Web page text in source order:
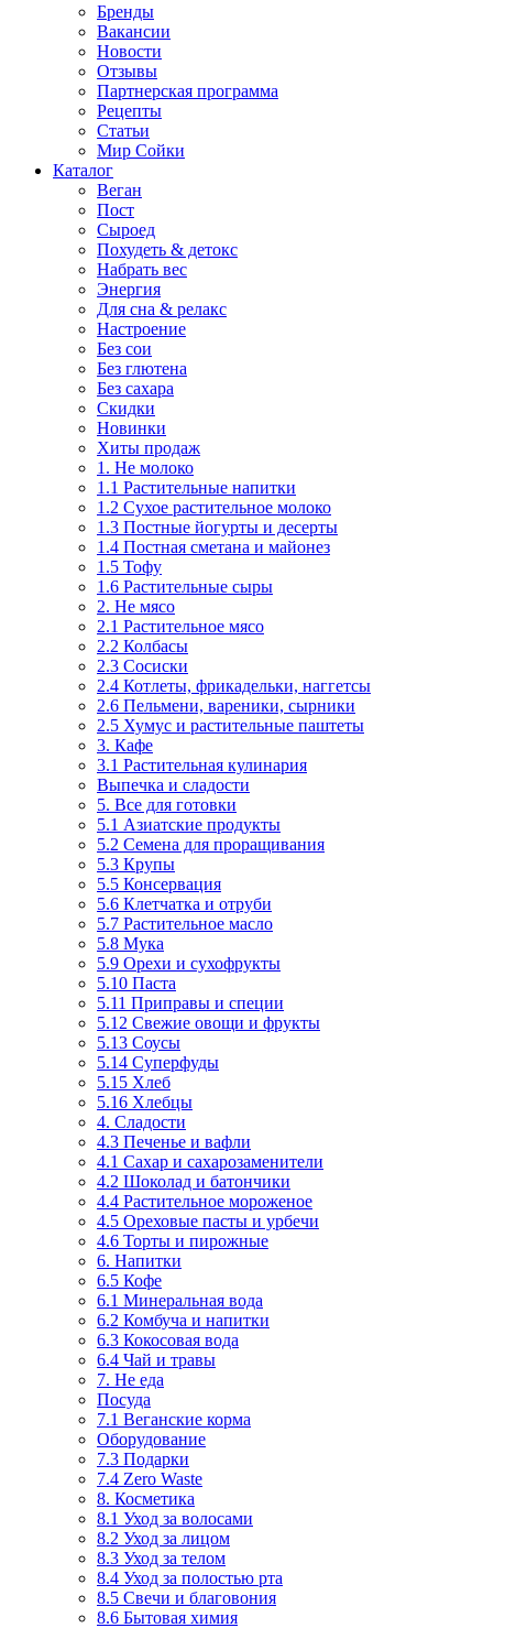
Бренды
Вакансии
Новости
Отзывы
Партнерская программа
Рецепты
Статьи
Мир Сойки
Каталог
Веган
Пост
Сыроед
Похудеть & детокс
Набрать вес
Энергия
Для сна & релакс
Настроение
Без сои
Без глютена
Без сахара
Скидки
Новинки
Хиты продаж
1. Не молоко
1.1 Растительные напитки
1.2 Сухое растительное молоко
1.3 Постные йогурты и десерты
1.4 Постная сметана и майонез
1.5 Тофу
1.6 Растительные сыры
2. Не мясо
2.1 Растительное мясо
2.2 Колбасы
2.3 Сосиски
2.4 Котлеты, фрикадельки, наггетсы
2.6 Пельмени, вареники, сырники
2.5 Хумус и растительные паштеты
3. Кафе
3.1 Растительная кулинария
Выпечка и сладости
5. Все для готовки
5.1 Азиатские продукты
5.2 Семена для проращивания
5.3 Крупы
5.5 Консервация
5.6 Клетчатка и отруби
5.7 Растительное масло
5.8 Мука
5.9 Орехи и сухофрукты
5.10 Паста
5.11 Приправы и специи
5.12 Свежие овощи и фрукты
5.13 Соусы
5.14 Суперфуды
5.15 Хлеб
5.16 Хлебцы
4. Сладости
4.3 Печенье и вафли
4.1 Сахар и сахарозаменители
4.2 Шоколад и батончики
4.4 Растительное мороженое
4.5 Ореховые пасты и урбечи
4.6 Торты и пирожные
6. Напитки
6.5 Кофе
6.1 Минеральная вода
6.2 Комбуча и напитки
6.3 Кокосовая вода
6.4 Чай и травы
7. Не еда
Посуда
7.1 Веганские корма
Оборудование
7.3 Подарки
7.4 Zero Waste
8. Косметика
8.1 Уход за волосами
8.2 Уход за лицом
8.3 Уход за телом
8.4 Уход за полостью рта
8.5 Свечи и благовония
8.6 Бытовая химия